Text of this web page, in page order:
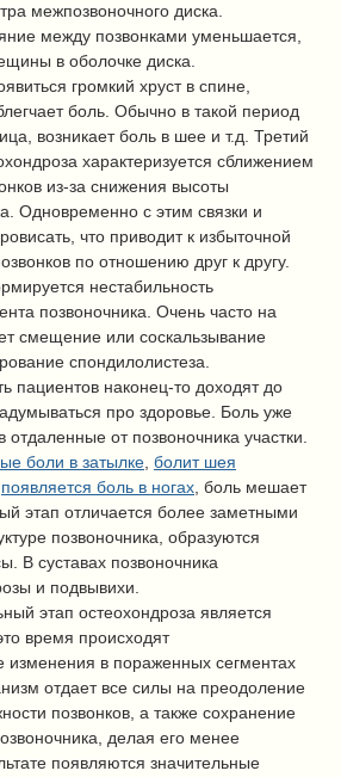
межпозвоночного диска.
между позвонками уменьшается,
в оболочке диска.
громкий хруст в спине,
боль. Обычно в такой период
возникает боль в шее и т.д. Третий
характеризуется сближением
из-за снижения высоты
Одновременно с этим связки и
что приводит к избыточной
по отношению друг к другу.
нестабильность
позвоночника. Очень часто на
смещение или соскальзывание
спондилолистеза
пациентов наконец-то доходят до
про здоровье. Боль уже
отдаленные от позвоночника участки.
боли в затылке болит шея
появляется боль в ногах , боль мешает
этап отличается более заметными
позвоночника, образуются
В суставах позвоночника
и подвывихи.
этап остеохондроза является
время происходят
изменения в пораженных сегментах
отдает все силы на преодоление
позвонков, а также сохранение
делая его менее
появляются значительные